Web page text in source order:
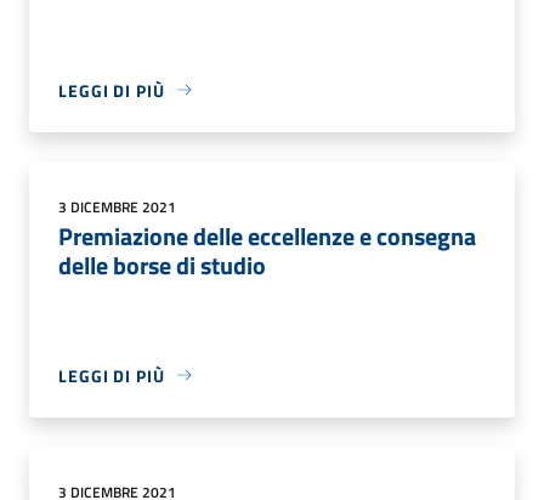
LEGGI DI PIÙ
3 DICEMBRE 2021
Premiazione delle eccellenze e consegna
delle borse di studio
LEGGI DI PIÙ
3 DICEMBRE 2021